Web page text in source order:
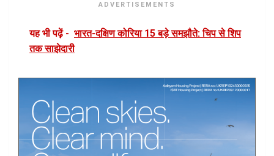
ADVERTISEMENTS
यह भी पढ़ें - भारत-दक्षिण कोरिया 15 बड़े समझौते: चिप से शिप
तक साझेदारी